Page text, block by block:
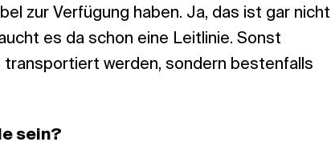
zur Verfügung haben. Ja, das ist gar nicht
es da schon eine Leitlinie. Sonst
werden, sondern bestenfalls
sein?